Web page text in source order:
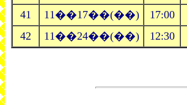
41
11��17��(��) 17:00
42
11��24��(��) 12:30